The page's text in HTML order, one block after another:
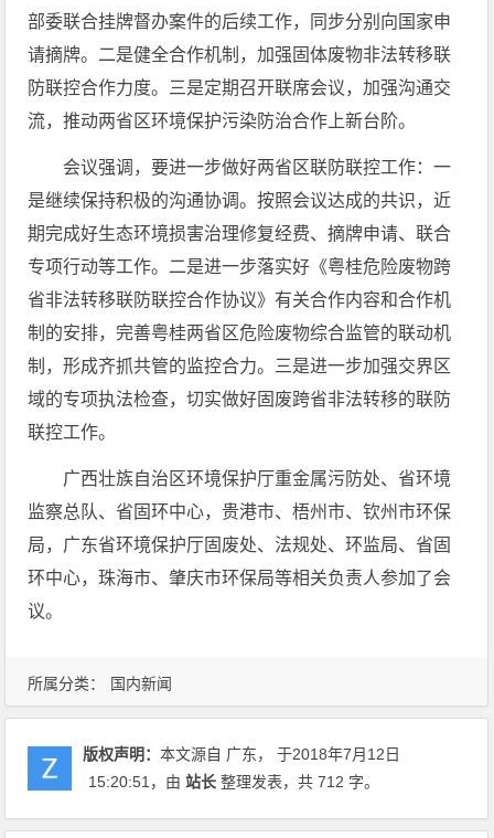
所属分类： 国内新闻
部委联合挂牌督办案件的后续工作，同步分别向国家申
请摘牌。二是健全合作机制，加强固体废物非法转移联
防联控合作力度。三是定期召开联席会议，加强沟通交
流，推动两省区环境保护污染防治合作上新台阶。
会议强调，要进一步做好两省区联防联控工作：一
是继续保持积极的沟通协调。按照会议达成的共识，近
期完成好生态环境损害治理修复经费、摘牌申请、联合
专项行动等工作。二是进一步落实好《粤桂危险废物跨
省非法转移联防联控合作协议》有关合作内容和合作机
制的安排，完善粤桂两省区危险废物综合监管的联动机
制，形成齐抓共管的监控合力。三是进一步加强交界区
域的专项执法检查，切实做好固废跨省非法转移的联防
联控工作。
广西壮族自治区环境保护厅重金属污防处、省环境
监察总队、省固环中心，贵港市、梧州市、钦州市环保
局，广东省环境保护厅固废处、法规处、环监局、省固
环中心，珠海市、肇庆市环保局等相关负责人参加了会
议。
版权声明：本文源自 广东， 于2018年7月12日
15:20:51 ，由站长 整理发表，共 712 字。